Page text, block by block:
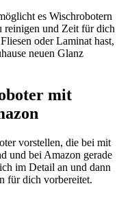
es Wischrobotern
reinigen und Zeit für dich
oder Laminat hast,
neuen Glanz
mit
vorstellen, die bei mit
und bei Amazon gerade
im Detail an und dann
für dich vorbereitet.